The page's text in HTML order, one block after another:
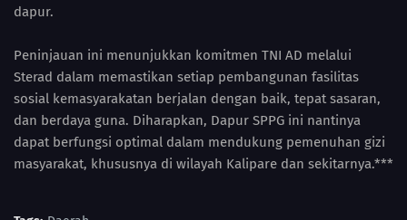
dapur.
Peninjauan ini menunjukkan komitmen TNI AD melalui
Sterad dalam memastikan setiap pembangunan fasilitas
sosial kemasyarakatan berjalan dengan baik, tepat sasaran,
dan berdaya guna. Diharapkan, Dapur SPPG ini nantinya
dapat berfungsi optimal dalam mendukung pemenuhan gizi
masyarakat, khususnya di wilayah Kalipare dan sekitarnya.***